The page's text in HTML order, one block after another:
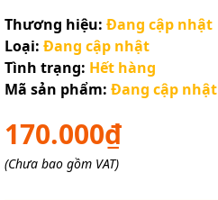
Thương hiệu: Đang cập nhật
Loại: Đang cập nhật
Tình trạng: Hết hàng
Mã sản phẩm: Đang cập nhật
170.000₫
(Chưa bao gồm VAT)